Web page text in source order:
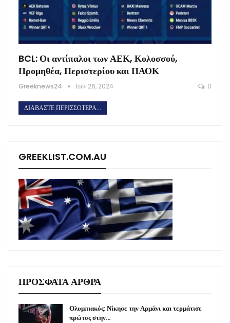
BCL: Οι αντίπαλοι των ΑΕΚ, Κολοσσού,
Προμηθέα, Περιστερίου και ΠΑΟΚ
Greeknews24 Ιούν 26, 2024 0
ΔΙΑΒΆΣΤΕ ΠΕΡΙΣΣΌΤΕΡΑ...
GREEKLIST.COM.AU
ΠΡΟΣΦΑΤΑ ΑΡΘΡΑ
Ολυμπιακός: Νίκησε την Αρμάνι και τερμάτισε
πρώτος στην…